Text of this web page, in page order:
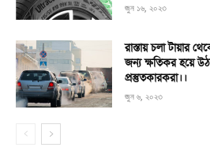
জুন ১৬, ২০২৩
রাস্তায় চলা টায়ার
জন্য ক্ষতিকর হয়ে
প্রস্তুতকারকরা।।
জুন ৬, ২০২৩